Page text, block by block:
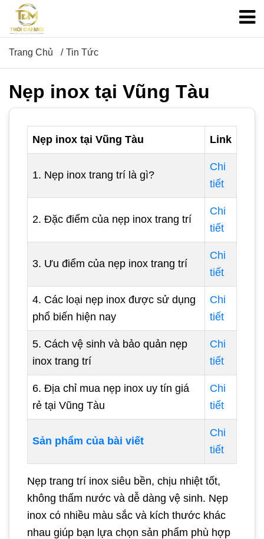
Trang Chủ Tin Tức
Nẹp inox tại Vũng Tàu
Nẹp inox tại Vũng Tàu Link
1. Nẹp inox trang trí là gì?
Chi
tiết
2. Đặc điểm của nẹp inox trang trí
Chi
tiết
3. Ưu điểm của nẹp inox trang trí
Chi
tiết
4. Các loại nẹp inox được sử dụng
phổ biến hiện nay
Chi
tiết
5. Cách vệ sinh và bảo quản nẹp
inox trang trí
Chi
tiết
6. Địa chỉ mua nẹp inox uy tín giá
rẻ tại Vũng Tàu
Chi
tiết
Sản phẩm của bài viết
Chi
tiết
Nẹp trang trí inox siêu bền, chịu nhiệt tốt,
không thấm nước và dễ dàng vệ sinh. Nẹp
inox có nhiều màu sắc và kích thước khác
nhau giúp bạn lựa chọn sản phẩm phù hợp